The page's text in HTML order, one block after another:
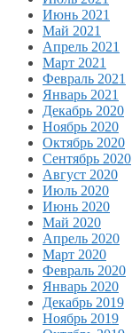
Июнь 2021
Май 2021
Апрель 2021
Март 2021
Февраль 2021
Январь 2021
Декабрь 2020
Ноябрь 2020
Октябрь 2020
Сентябрь 2020
Август 2020
Июль 2020
Июнь 2020
Май 2020
Апрель 2020
Март 2020
Февраль 2020
Январь 2020
Декабрь 2019
Ноябрь 2019